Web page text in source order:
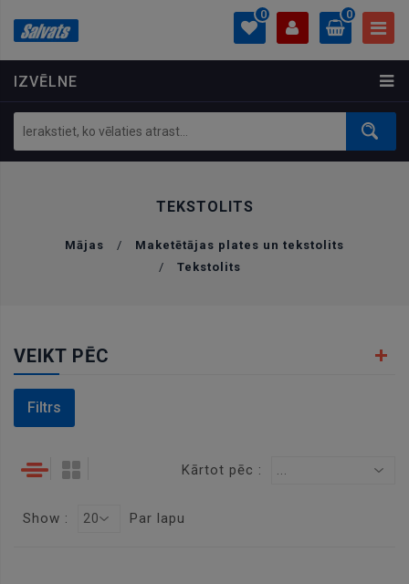
IZVĒLNE
0
PROFILS
Ielogoties
Izveidot kontu
0
0.00 €
TEKSTOLITS
Mājas /
Maketētājas plates un tekstolits
/
Tekstolits
VEIKT PĒC
Filtrs
Kārtot pēc : ...
Show : 20 Par lapu